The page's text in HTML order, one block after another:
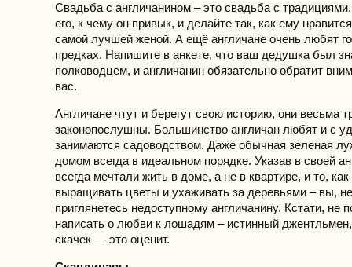
Свадьба с англичанином – это свадьба с
его, к чему он привык, и делайте так, как ему
самой лучшей женой. А ещё англичане очень любят
предках. Напишите в анкете, что ваш дедушка был
полководцем, и англичанин обязательно обратит
вас.
Англичане чтут и берегут свою историю, они весьма
законопослушны. Большинство англичан любят и с
занимаются садоводством. Даже обычная зеленая
домом всегда в идеальном порядке. Указав в своей
всегда мечтали жить в доме, а не в квартире, и то,
выращивать цветы и ухаживать за деревьями – вы,
приглянетесь недоступному англичанину. Кстати, не
написать о любви к лошадям – истинный
скачек — это оценит.